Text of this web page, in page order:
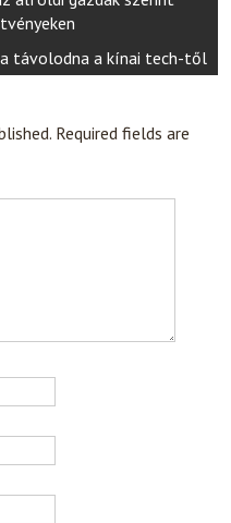
távolodna a kínai tech-től
Required fields are